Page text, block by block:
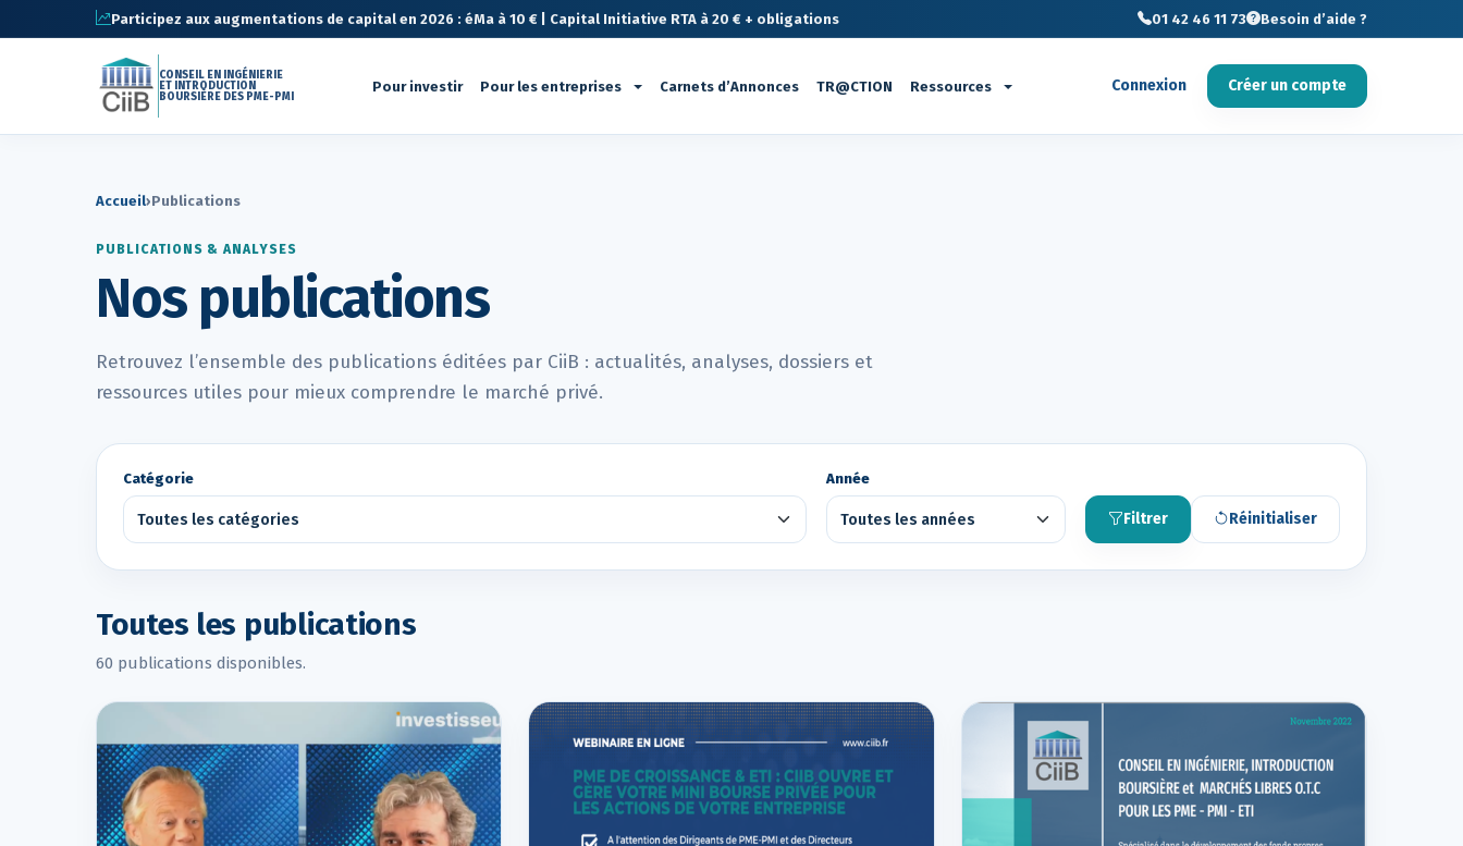
Participez aux augmentations de capital en 2026 : éMa à 10 € | Capital Initiative RTA à 20 € + obligations 01 42 46 11 73 Besoin d’aide ?
CONSEIL EN INGÉNIERIE
ET INTRODUCTION
BOURSIÈRE DES PME-PMI
Pour investir Pour les entreprises Carnets d’Annonces TR@CTION Ressources Connexion Créer un compte
Accueil›Publications
PUBLICATIONS & ANALYSES
Nos publications
Retrouvez l’ensemble des publications éditées par CiiB : actualités, analyses, dossiers et
ressources utiles pour mieux comprendre le marché privé.
Catégorie Année
Filtrer Réinitialiser
Toutes les publications
60 publications disponibles.